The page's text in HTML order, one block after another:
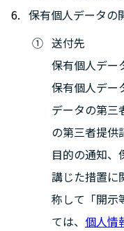
保有個人データの
送付先
保有個人デー
保有個人デー
データの第三
の第三者提供
目的の通知、
講じた措置に
称して「開示
ては、 個人情